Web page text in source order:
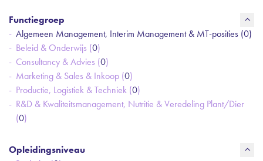
Functiegroep
Algemeen Management, Interim Management & MT-posities (0)
Beleid & Onderwijs (0)
Consultancy & Advies (0)
Marketing & Sales & Inkoop (0)
Productie, Logistiek & Techniek (0)
R&D & Kwaliteitsmanagement, Nutritie & Veredeling Plant/Dier
(0)
Opleidingsniveau